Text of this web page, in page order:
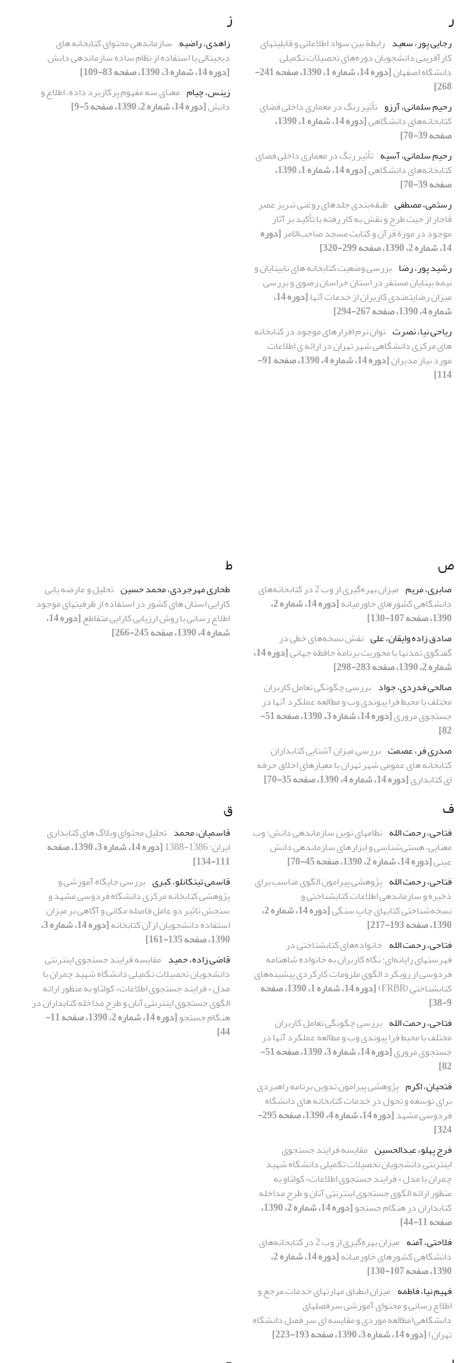
ر
رجایی پور، سعید رابطة بین سواد اطلاعاتی و قابلیتهای
کارآفرینی دانشجویان دوره‌های تحصیلات تکمیلی
دانشگاه اصفهان [دوره 14، شماره 1، 1390، صفحه 241-
268]
رحیم سلمانی، آرزو تأثیر رنگ در معماری داخلی فضای
کتابخانه‏‌های دانشگاهی [دوره 14، شماره 1، 1390،
صفحه 39-70]
رحیم سلمانی، آسیه تأثیر رنگ در معماری داخلی فضای
کتابخانه‏‌های دانشگاهی [دوره 14، شماره 1، 1390،
صفحه 39-70]
رستمی، مصطفی طبقه‌بندی جلدهای روغنی تبریز عصر
قاجار از حیث طرح و نقش به کار رفته با تأکید بر آثار
موجود در موزة قرآن و کتابت مسجد صاحب‌الامر[دوره
14، شماره 2، 1390، صفحه 299-320]
رشید پور، رضا بررسی وضعیت کتابخانه های نابینایان و
نیمه بینایان مستقر در استان خراسان رضوی و بررسی
میزان رضایتمندی کاربران از خدمات آنها [دوره 14،
شماره 4، 1390، صفحه 267-294]
ریاحی نیا، نصرت توان نرم افزارهای موجود در کتابخانه
های مرکزی دانشگاهی شهر تهران در ارائه ی اطلاعات
مورد نیاز مدیران [دوره 14، شماره 4، 1390، صفحه 91-
114]
ز
زاهدی، راضیه سازماندهی محتوای کتابخانه های
دیجیتالی با استفاده از نظام ساده سازماندهی دانش
[دوره 14، شماره 3، 1390، صفحه 83-109]
زینس، چیام معنای سه مفهوم پرکاربرد داده، اطلاع و
دانش[دوره 14، شماره 2، 1390، صفحه 5-9]
ص
صابری، مریم میزان بهره‌گیری از وب 2 در کتابخانه‌های
دانشگاهی کشورهای خاورمیانه [دوره 14، شماره 2،
1390، صفحه 107-130]
صادق زاده وایقان، علی نقش نسخه‌های خطی در
گفتگوی تمدنها با محوریت برنامة حافظه جهانی [دوره 14،
شماره 2، 1390، صفحه 283-298]
صالحی فدردی، جواد بررسی چگونگی تعامل کاربران
مختلف با محیط فرا پیوندی وب و مطالعه عملکرد آنها در
جستجوی مروری [دوره 14، شماره 3، 1390، صفحه 51-
82]
صدری فر، عصمت بررسی میزان آشنایی کتابداران
کتابخانه های عمومی شهر تهران با معیارهای اخلاق حرفه
ای کتابداری[دوره 14، شماره 4، 1390، صفحه 35-70]
ط
طحاری مهرجردی، محمد حسین تحلیل و عارضه یابی
کارایی استان های کشور در استفاده از ظرفیتهای موجود
اطلاع رسانی با روش ارزیابی کارایی متقاطع [دوره 14،
شماره 4، 1390، صفحه 245-266]
ف
فتاحی، رحمت الله نظامهای نوین سازماندهی دانش: وب
معنایی، هستی‌شناسی و ابزارهای سازماندهی دانش
عینی[دوره 14، شماره 2، 1390، صفحه 45-70]
فتاحی، رحمت الله پژوهشی پیرامون الگوی مناسب برای
ذخیره و سازماندهی اطلاعات کتابشناختی و
نسخه‌شناختی کتابهای چاپ سنگی [دوره 14، شماره 2،
1390، صفحه 193-217]
فتاحی، رحمت الله خانواده‌های کتابشناختی در
فهرستهای رایانه‌ای: نگاه کاربران به خانواده شاهنامه
فردوسی از رویکرد الگوی ملزومات کارکردی پیشینه‌های
کتابشناختی (FRBR) [دوره 14، شماره 1، 1390، صفحه
9-38]
فتاحی، رحمت الله بررسی چگونگی تعامل کاربران
مختلف با محیط فرا پیوندی وب و مطالعه عملکرد آنها در
جستجوی مروری [دوره 14، شماره 3، 1390، صفحه 51-
82]
فتحیان، اکرم پژوهشی پیرامون تدوین برنامه راهبردی
برای توسعه و تحول در خدمات کتابخانه های دانشگاه
فردوسی مشهد [دوره 14، شماره 4، 1390، صفحه 295-
324]
فرج پهلو، عبدالحسین مقایسه فرایند جستجوی
اینترنتی دانشجویان تحصیلات تکمیلی دانشگاه شهید
چمران با مدل « فرایند جستجوی اطلاعات» کولثاو به
منظور ارائه الگوی جستجوی اینترنتی آنان و طرح مداخله
کتابداران در هنگام جستجو [دوره 14، شماره 2، 1390،
صفحه 11-44]
فلاحتی، آمنه
میزان بهره‌گیری از وب 2 در کتابخانه‌های
دانشگاهی کشورهای خاورمیانه [دوره 14، شماره 2،
1390، صفحه 107-130]
فهیم نیا، فاطمه میزان انطباق مهارتهای خدمات مرجع و
اطلاع رسانی و محتوای آموزشی سرفصلهای
دانشگاهی(مطالعه موردی و مقایسه ای سر فصل دانشگاه
تهران)[دوره 14، شماره 3، 1390، صفحه 193-223]
ق
قاسمیان، محمد تحلیل محتوای وبلاگ های کتابداری
ایران: 1386-1388 [دوره 14، شماره 3، 1390، صفحه
111-134]
قاسمی تیتکانلو، کبری بررسی جایگاه آموزشی و
پژوهشی کتابخانه مرکزی دانشگاه فردوسی مشهد و
سنجش تاثیر دو عامل فاصله مکانی و آگاهی بر میزان
استفاده دانشجویان ازآن کتابخانه [دوره 14، شماره 3،
1390، صفحه 135-161]
قاضی زاده، حمید مقایسه فرایند جستجوی اینترنتی
دانشجویان تحصیلات تکمیلی دانشگاه شهید چمران با
مدل « فرایند جستجوی اطلاعات» کولثاو به منظور ارائه
الگوی جستجوی اینترنتی آنان و طرح مداخله کتابداران در
هنگام جستجو [دوره 14، شماره 2، 1390، صفحه 11-
44]